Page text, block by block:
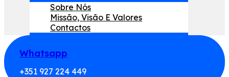
Sobre Nós
Missão, Visão E Valores
Contactos
Whatsapp
+351 927 224 449